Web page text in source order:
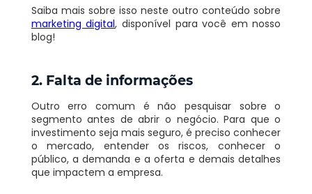
Saiba mais sobre isso neste outro conteúdo sobre
marketing digital, disponível para você em nosso
blog!
2. Falta de informações
Outro erro comum é não pesquisar sobre o
segmento antes de abrir o negócio. Para que o
investimento seja mais seguro, é preciso conhecer
o mercado, entender os riscos, conhecer o
público, a demanda e a oferta e demais detalhes
que impactem a empresa.